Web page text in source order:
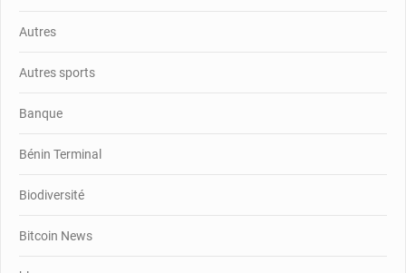
Autres
Autres sports
Banque
Bénin Terminal
Biodiversité
Bitcoin News